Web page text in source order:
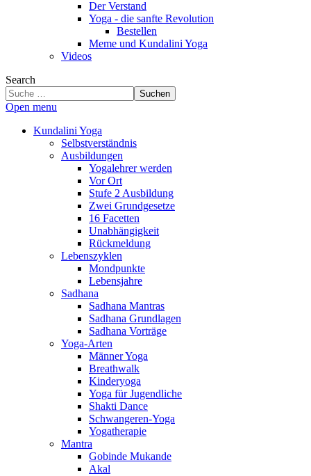
Der Verstand
Yoga - die sanfte Revolution
Bestellen
Meme und Kundalini Yoga
Videos
Search
Suchen
Open menu
Kundalini Yoga
Selbstverständnis
Ausbildungen
Yogalehrer werden
Vor Ort
Stufe 2 Ausbildung
Zwei Grundgesetze
16 Facetten
Unabhängigkeit
Rückmeldung
Lebenszyklen
Mondpunkte
Lebensjahre
Sadhana
Sadhana Mantras
Sadhana Grundlagen
Sadhana Vorträge
Yoga-Arten
Männer Yoga
Breathwalk
Kinderyoga
Yoga für Jugendliche
Shakti Dance
Schwangeren-Yoga
Yogatherapie
Mantra
Gobinde Mukande
Akal